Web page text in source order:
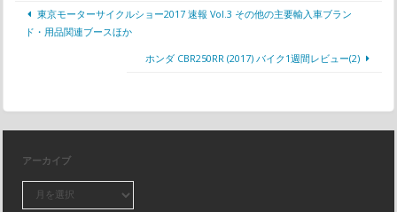
東京モーターサイクルショー2017 速報 Vol.3 その他の主要輸入車ブラン
ド・用品関連ブースほか
ホンダ CBR250RR (2017) バイク1週間レビュー(2)
アーカイブ